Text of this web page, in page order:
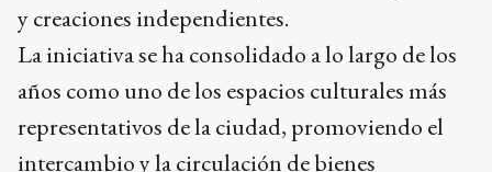
y creaciones independientes.
La iniciativa se ha consolidado a lo largo de los
años como uno de los espacios culturales más
representativos de la ciudad, promoviendo el
intercambio y la circulación de bienes